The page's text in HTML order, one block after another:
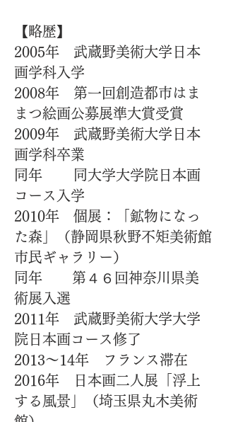
【略歴】
2005年 武蔵野美術大学日本
画学科入学
2008年 第一回創造都市はま
まつ絵画公募展準大賞受賞
2009年 武蔵野美術大学日本
画学科卒業
同年 同大学大学院日本画
コース入学
2010年 個展：「鉱物になっ
た森」（静岡県秋野不矩美術館
市民ギャラリー）
同年 第４６回神奈川県美
術展入選
2011年 武蔵野美術大学大学
院日本画コース修了
2013〜14年 フランス滞在
2016年 日本画二人展「浮上
する風景」（埼玉県丸木美術